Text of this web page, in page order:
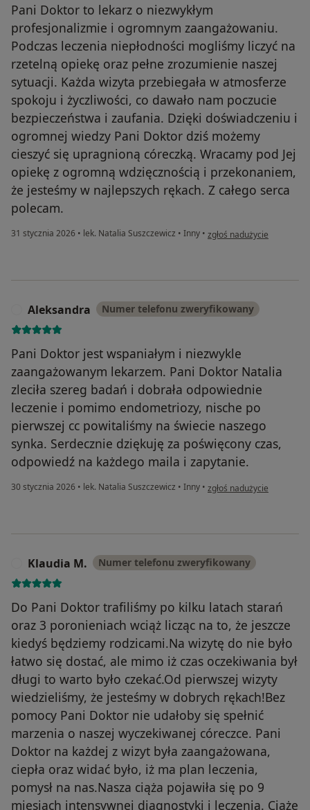
Pani Doktor to lekarz o niezwykłym
profesjonalizmie i ogromnym zaangażowaniu.
Podczas leczenia niepłodności mogliśmy liczyć na
rzetelną opiekę oraz pełne zrozumienie naszej
sytuacji. Każda wizyta przebiegała w atmosferze
spokoju i życzliwości, co dawało nam poczucie
bezpieczeństwa i zaufania. Dzięki doświadczeniu i
ogromnej wiedzy Pani Doktor dziś możemy
cieszyć się upragnioną córeczką. Wracamy pod Jej
opiekę z ogromną wdzięcznością i przekonaniem,
że jesteśmy w najlepszych rękach. Z całego serca
polecam.
31 stycznia 2026 • lek. Natalia Suszczewicz • Inny • w opinii użytkownika Kasia
zgłoś nadużycie
Aleksandra Numer telefonu zweryfikowany
Pani Doktor jest wspaniałym i niezwykle
zaangażowanym lekarzem. Pani Doktor Natalia
zleciła szereg badań i dobrała odpowiednie
leczenie i pomimo endometriozy, nische po
pierwszej cc powitaliśmy na świecie naszego
synka. Serdecznie dziękuję za poświęcony czas,
odpowiedź na każdego maila i zapytanie.
30 stycznia 2026 • lek. Natalia Suszczewicz • Inny • w opinii użytkownika
zgłoś nadużycie
Klaudia M. Numer telefonu zweryfikowany
Do Pani Doktor trafiliśmy po kilku latach starań
oraz 3 poronieniach wciąż licząc na to, że jeszcze
kiedyś będziemy rodzicami.Na wizytę do nie było
łatwo się dostać, ale mimo iż czas oczekiwania był
długi to warto było czekać.Od pierwszej wizyty
wiedzieliśmy, że jesteśmy w dobrych rękach!Bez
pomocy Pani Doktor nie udałoby się spełnić
marzenia o naszej wyczekiwanej córeczce. Pani
Doktor na każdej z wizyt była zaangażowana,
ciepła oraz widać było, iż ma plan leczenia,
pomysł na nas.Nasza ciąża pojawiła się po 9
miesiąch intensywnej diagnostyki i leczenia. Ciąże